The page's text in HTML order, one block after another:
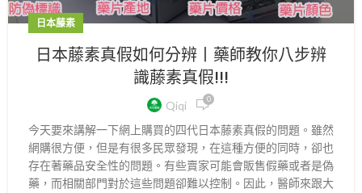
日本藤素
日本藤素真假如何分辨丨藥師教你八步辨
識藤素真假!!!
Qiqi 0
今天要來講解一下網上購買的四代日本藤素真假的問題。雖然
網購很方便，但是有很多民眾發現，在這種方便的同時，卻也
存在著藥品安全性的問題。有些賣家可能會販售假藥或者是偽
藥，而相關部門對於這些問題卻難以控制。因此，醫師來跟大